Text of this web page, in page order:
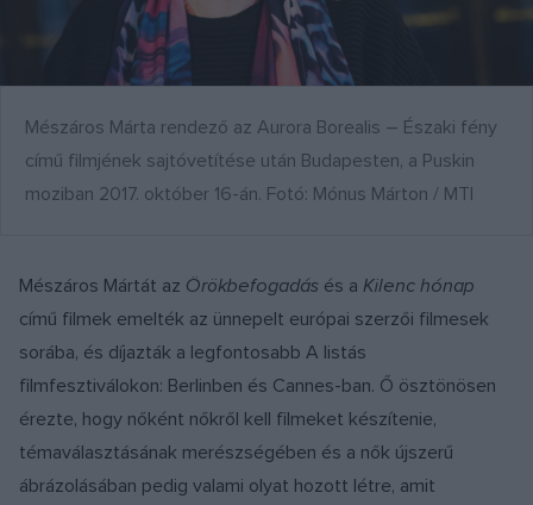
Mészáros Márta rendező az Aurora Borealis – Északi fény
című filmjének sajtóvetítése után Budapesten, a Puskin
moziban 2017. október 16-án. Fotó: Mónus Márton / MTI
Mészáros Mártát az Örökbefogadás és a Kilenc hónap
című filmek emelték az ünnepelt európai szerzői filmesek
sorába, és díjazták a legfontosabb A listás
filmfesztiválokon: Berlinben és Cannes-ban. Ő ösztönösen
érezte, hogy nőként nőkről kell filmeket készítenie,
témaválasztásának merészségében és a nők újszerű
ábrázolásában pedig valami olyat hozott létre, amit